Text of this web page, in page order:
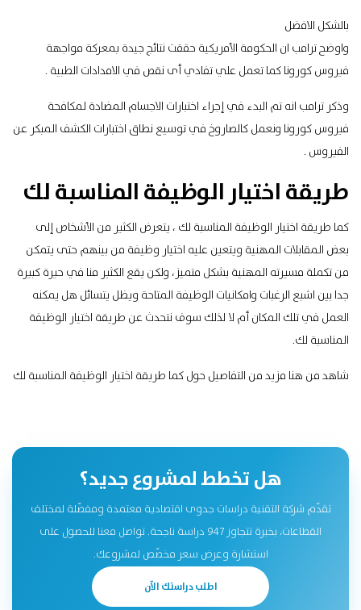
بالشكل الافضل
واوضح ترامب ان الحكومة الأمريكية حققت نتائج جيدة بمعركة مواجهة
فيروس كورونا كما تعمل علي تفادي أى نقص في الامدادات الطبية .
وذكر ترامب انه تم البدء في إجراء اختبارات الاجسام المضادة لمكافحة
فيروس كورونا ونعمل كالصاروخ في توسيع نطاق اختبارات الكشف المبكر عن
الفيروس .
طريقة اختيار الوظيفة المناسبة لك
كما طريقة اختيار الوظيفة المناسبة لك ، يتعرض الكثير من الأشخاص إلى
بعض المقابلات المهنية ويتعين عليه اختيار وظيفة من بينهم حتى يتمكن
من تكملة مسيرته المهنية بشكل متميز، ولكن يقع الكثير منا في حيرة كبيرة
جدا بين اشبع الرغبات وامكانيات الوظيفة المتاحة ويظل يتسائل هل يمكنه
العمل في تلك المكان أم لا لذلك سوف نتحدث عن طريقة اختيار الوظيفة
المناسبة لك.
شاهد من هنا مزيد من التفاصيل حول كما طريقة اختيار الوظيفة المناسبة لك
هل تخطط لمشروع جديد؟
تقدّم شركة التقنية دراسات جدوى اقتصادية معتمدة ومفصّلة لمختلف
القطاعات، بخبرة تتجاوز 947 دراسة ناجحة. تواصل معنا للحصول على
استشارة وعرض سعر مخصّص لمشروعك.
اطلب دراستك الآن